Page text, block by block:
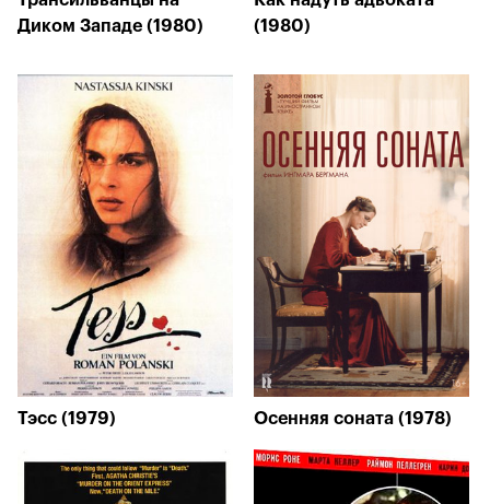
Диком Западе (1980)
(1980)
Тэсс (1979) Осенняя соната (1978)